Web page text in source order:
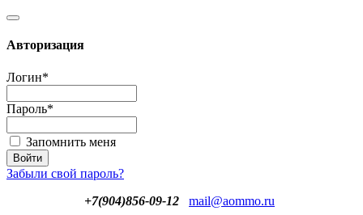
Авторизация
Логин*
Пароль*
Запомнить меня
Забыли свой пароль?
+7(904)856-09-12
mail@aommo.ru